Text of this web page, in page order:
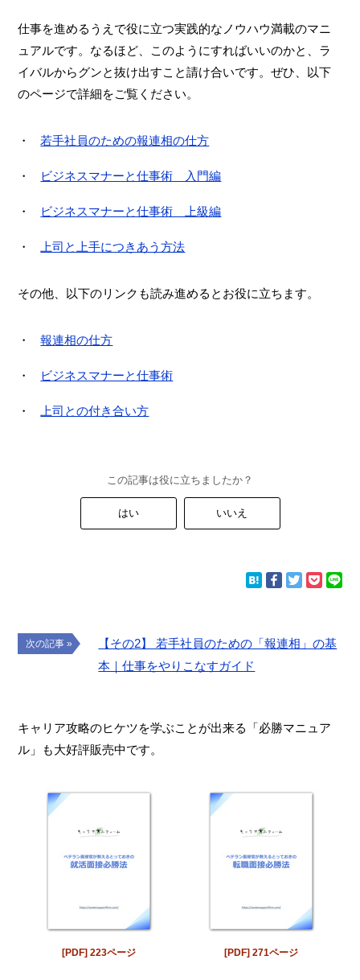
仕事を進めるうえで役に立つ実践的なノウハウ満載のマニ
ュアルです。なるほど、このようにすればいいのかと、ラ
イバルからグンと抜け出すこと請け合いです。ぜひ、以下
のページで詳細をご覧ください。
若手社員のための報連相の仕方
ビジネスマナーと仕事術 入門編
ビジネスマナーと仕事術 上級編
上司と上手につきあう方法
その他、以下のリンクも読み進めるとお役に立ちます。
報連相の仕方
ビジネスマナーと仕事術
上司との付き合い方
この記事は役に立ちましたか？
はい いいえ
次の記事 »
【その2】 若手社員のための「報連相」の基
本｜仕事をやりこなすガイド
キャリア攻略のヒケツを学ぶことが出来る「必勝マニュア
ル」も大好評販売中です。
[PDF] 223ページ [PDF] 271ページ